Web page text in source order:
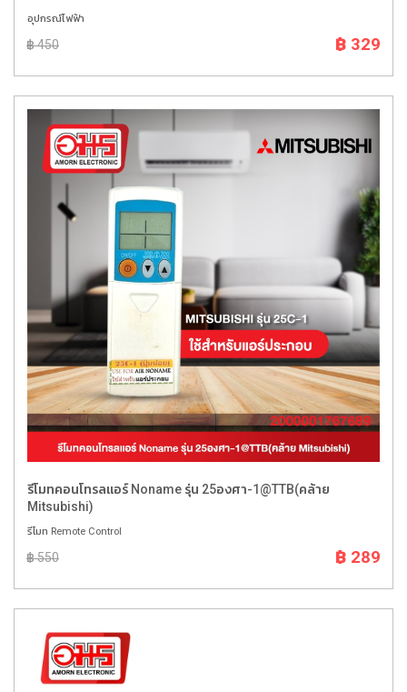
อุปกรณ์ไฟฟ้า
฿ 450 ฿ 329
รีโมทคอนโทรลแอร์ Noname รุ่น 25องศา-1@TTB(คล้าย
Mitsubishi)
รีโมท Remote Control
฿ 550 ฿ 289